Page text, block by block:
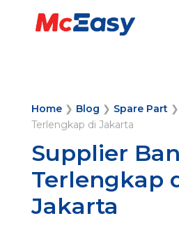
Home❯ Blog ❯ Spare Part❯
Terlengkap di Jakarta
Supplier
Terlengkap
Jakarta